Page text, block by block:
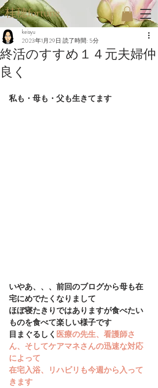
桂穂fortune
終活のすすめ１４元夫婦仲
良く
keisyu
2023年1月29日 読了時間: 5分
私も・母も・父も生きてます
いやあ、、、前回のブログから母も在
宅にめでたくなりまして
ほぼ寝たきりではありますが食べたい
ものを食べて楽しい様子です
目まぐるしく 医療の先生、看護師さ
ん、そしてケアマネさんの迅速な対応
によって
在宅入浴、リハビリも今週から入って
きます